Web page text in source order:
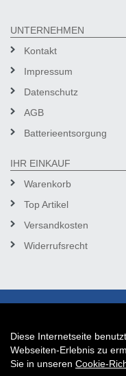
UNTERNEHMEN
Kontakt
Impressum
Datenschutz
AGB
Batterieentsorgung
IHR EINKAUF
Warenkorb
Top Artikel
Versandkosten
Widerrufsrecht
Diese Internetseite
Webseiten-Erlebnis zu
Sie in unseren Cookie-